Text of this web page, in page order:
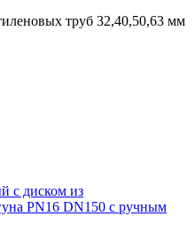
труб 32,40,50,63 мм